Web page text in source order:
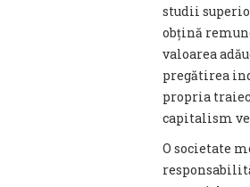
studii
obțină
valoarea
pregătirea
propria
capitalism
O societate